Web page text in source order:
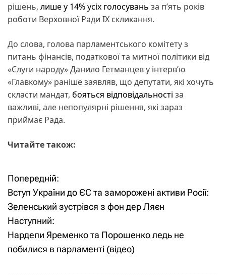
рішень, лише у 14% усіх голосувань за п’ять років
роботи Верховної Ради IX скликання.
До слова, голова парламентського комітету з
питань фінансів, податкової та митної політики від
«Слуги народу» Данило Гетманцев у інтерв’ю
«Главкому» раніше заявляв, що депутати, які хочуть
скласти мандат, бояться відповідальності за
важливі, але непопулярні рішення, які зараз
приймає Рада.
Читайте також:
Н
а
в
і
Попередній:
Вступ України до ЄС та заморожені активи Росії:
Зеленський зустрівся з фон дер Ляєн
Наступний:
Нардепи Яременко та Порошенко ледь не
побилися в парламенті (відео)